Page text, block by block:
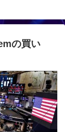
の買い